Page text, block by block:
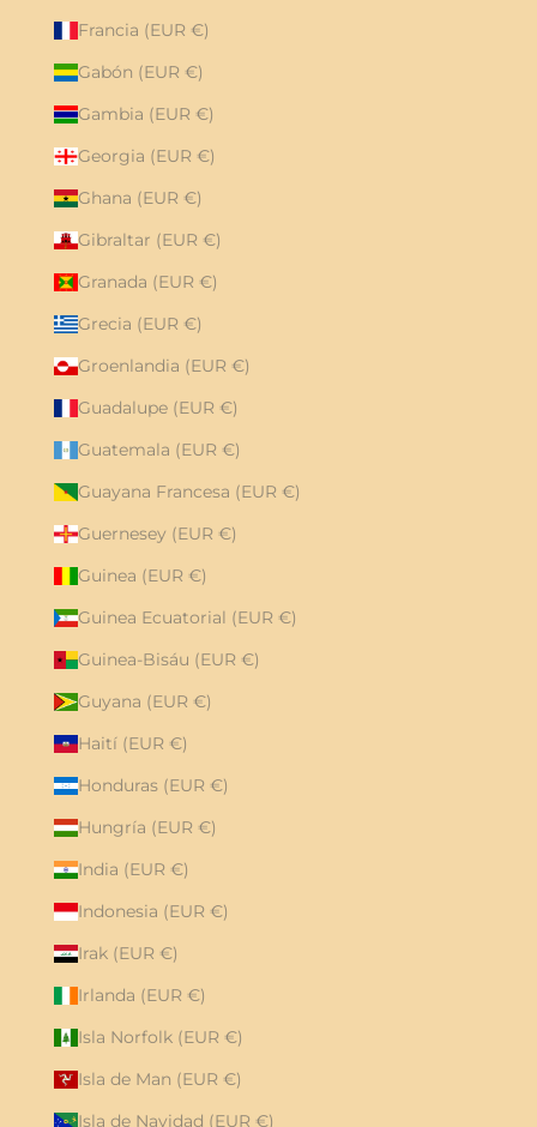
Francia (EUR €)
Gabón (EUR €)
Gambia (EUR €)
Georgia (EUR €)
Ghana (EUR €)
Gibraltar (EUR €)
Granada (EUR €)
Grecia (EUR €)
Groenlandia (EUR €)
Guadalupe (EUR €)
Guatemala (EUR €)
Guayana Francesa (EUR €)
Guernesey (EUR €)
Guinea (EUR €)
Guinea Ecuatorial (EUR €)
Guinea-Bisáu (EUR €)
Guyana (EUR €)
Haití (EUR €)
Honduras (EUR €)
Hungría (EUR €)
India (EUR €)
Indonesia (EUR €)
Irak (EUR €)
Irlanda (EUR €)
Isla Norfolk (EUR €)
Isla de Man (EUR €)
Isla de Navidad (EUR €)